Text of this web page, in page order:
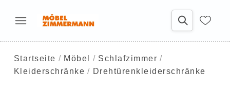
Startseite Möbel
Schlafzimmer
Kleiderschränke
Drehtürenkleiderschränke